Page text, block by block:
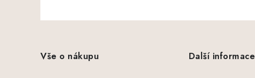
Vše o nákupu Další informace